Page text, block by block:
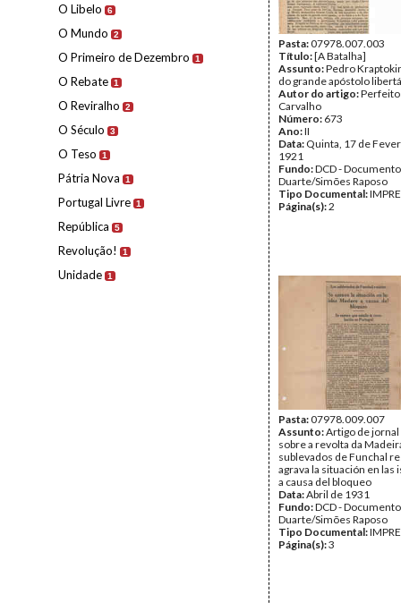
O Libelo 6
O Mundo 2
O Primeiro de Dezembro 1
O Rebate 1
O Reviralho 2
O Século 3
O Teso 1
Pátria Nova 1
Portugal Livre 1
República 5
Revolução! 1
Unidade 1
Pasta:07978.007.003
Título:[A Batalha]
Assunto:Pedro
do grande apóstolo
Autor do artigo:
Carvalho
Número: 673
Ano:II
Data: Quinta, 17 de
1921
Fundo:DCD -
Duarte/Simões Raposo
Tipo Documental:
Página(s):2
Pasta:07978.009.007
Assunto:Artigo de
sobre a revolta da
sublevados de Funchal
agrava la situación en las
a causa del bloqueo
Data:Abril de 1931
Fundo:DCD -
Duarte/Simões Raposo
Tipo Documental:
Página(s):3